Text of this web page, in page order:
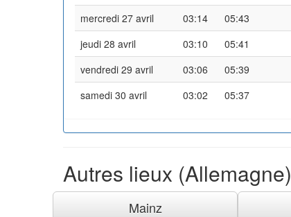
mercredi 27 avril
03:14 05:43
jeudi 28 avril
03:10 05:41
vendredi 29 avril
03:06 05:39
samedi 30 avril
03:02 05:37
Autres lieux (Allemagne)
Mainz